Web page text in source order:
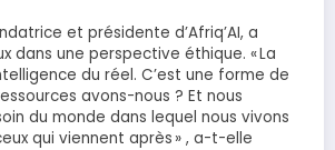
et présidente d’Afriq’AI, a
dans une perspective éthique. « La
du réel. C’est une forme de
avons-nous ? Et nous
du monde dans lequel nous vivons
qui viennent après » , a-t-elle